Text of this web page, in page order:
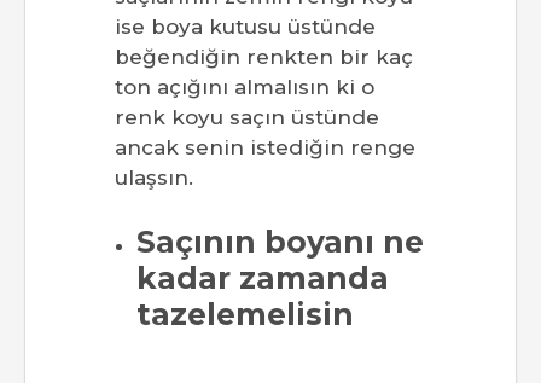
ise boya kutusu üstünde
beğendiğin renkten bir kaç
ton açığını almalısın ki o
renk koyu saçın üstünde
ancak senin istediğin renge
ulaşsın.
Saçının boyanı ne
kadar zamanda
tazelemelisin